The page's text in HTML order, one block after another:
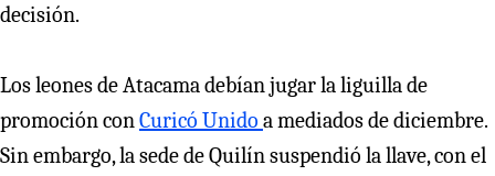
decisión.
Los leones de Atacama debían jugar la liguilla de
promoción conCuricó Unido a mediados de diciembre.
Sin embargo, la sede de Quilín suspendió la llave, con el